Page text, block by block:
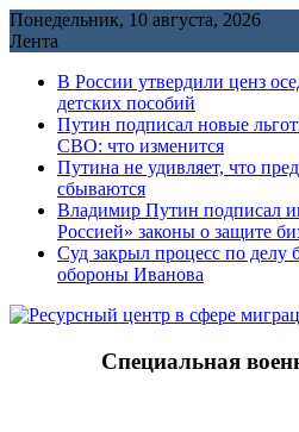
Перейти
к
Понедельник, 10 августа, 2026
Лента
В России утвердили ценз
детских пособий
Путин подписал новые
СВО: что изменится
Путина не удивляет, что
сбываются
Владимир Путин подписал
Россией» законы о защите
Cуд закрыл процесс по делу
обороны Иванова
Специальная